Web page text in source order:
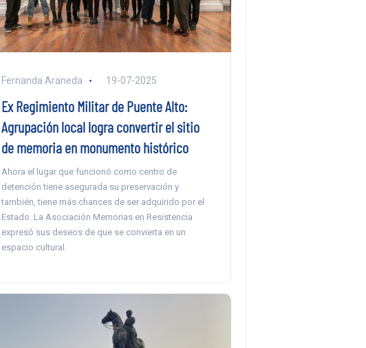
Fernanda Araneda 19-07-2025
Ex Regimiento Militar de Puente Alto:
Agrupación local logra convertir el sitio
de memoria en monumento histórico
Ahora el lugar que funcionó como centro de
detención tiene asegurada su preservación y
también, tiene más chances de ser adquirido por el
Estado. La Asociación Memorias en Resistencia
expresó sus deseos de que se convierta en un
espacio cultural.